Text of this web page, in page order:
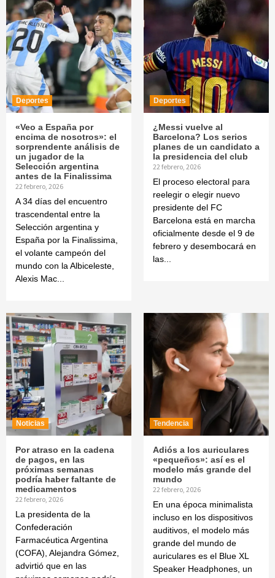
Deportes
«Veo a España por
encima de nosotros»: el
sorprendente análisis de
un jugador de la
Selección argentina
antes de la Finalissima
22 febrero, 2026
A 34 días del encuentro
trascendental entre la
Selección argentina y
España por la Finalissima,
el volante campeón del
mundo con la Albiceleste,
Alexis Mac...
Deportes
¿Messi vuelve al
Barcelona? Los serios
planes de un candidato a
la presidencia del club
22 febrero, 2026
El proceso electoral para
reelegir o elegir nuevo
presidente del FC
Barcelona está en marcha
oficialmente desde el 9 de
febrero y desembocará en
las...
Noticias
Por atraso en la cadena
de pagos, en las
próximas semanas
podría haber faltante de
medicamentos
22 febrero, 2026
La presidenta de la
Confederación
Farmacéutica Argentina
(COFA), Alejandra Gómez,
advirtió que en las
Tendencia
Adiós a los auriculares
«pequeños»: así es el
modelo más grande del
mundo
22 febrero, 2026
En una época minimalista
incluso en los dispositivos
auditivos, el modelo más
grande del mundo de
auriculares es el Blue XL
Speaker Headphones, un